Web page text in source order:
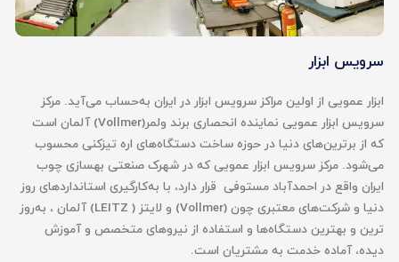
سرویس ابزار
ابزار عمویی از اولین مراکز سرویس ابزار در ایران به‌حساب می‌آید. مرکز
سرویس ابزار عمویی نماینده انحصاری برند ولمر(Vollmer) آلمان است
که از برترین‌های دنیا در حوزه ساخت دستگاه‌های اره تیزکنی محسوب
می‌شود. مرکز سرویس ابزار عمویی که در شهرک صنعتی بهسازی چوب
ایران واقع در احمدآباد مستوفی قرار دارد، با به‌کارگیری استانداردهای روز
دنیا و شرکت‌های معتبری چون (Vollmer) و لایتز ( LEITZ) آلمان ، به‌روز
ترین و بهترین دستگاه‌ها و استفاده از نیروهای متخصص و آموزش
دیده، آماده خدمت به مشتریان است.